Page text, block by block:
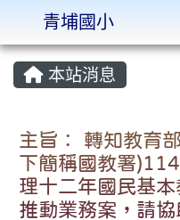
:::
本站消息
主旨： 轉知教育
下簡稱國教署
理十二年國民基
推動業務案，請
青埔國小